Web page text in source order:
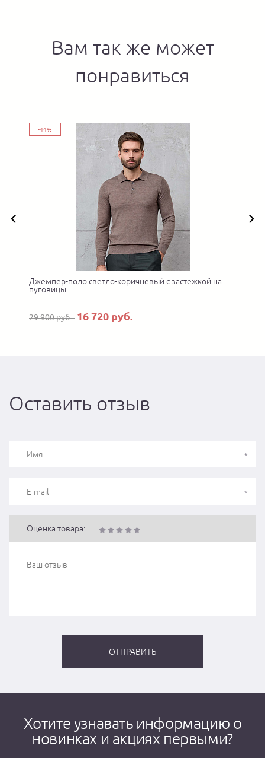
Вам так же может
понравиться
-44%
Джемпер-поло светло-коричневый с застежкой на
пуговицы
29 900 руб. 16 720 руб.
Оставить отзыв
Оценка товара:
Хотите узнавать информацию о
новинках и акциях первыми?